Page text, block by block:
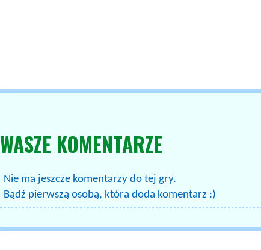
WASZE KOMENTARZE
Nie ma jeszcze komentarzy do tej gry.
Bądź pierwszą osobą, która doda komentarz :)